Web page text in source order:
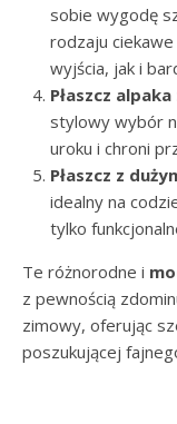
sobie wygodę
rodzaju
wyjścia, jak i
Płaszcz
stylowy wybór
uroku i chroni
Płaszcz z
idealny na
tylko
Te różnorodne i
z pewnością
zimowy, oferując
poszukującej